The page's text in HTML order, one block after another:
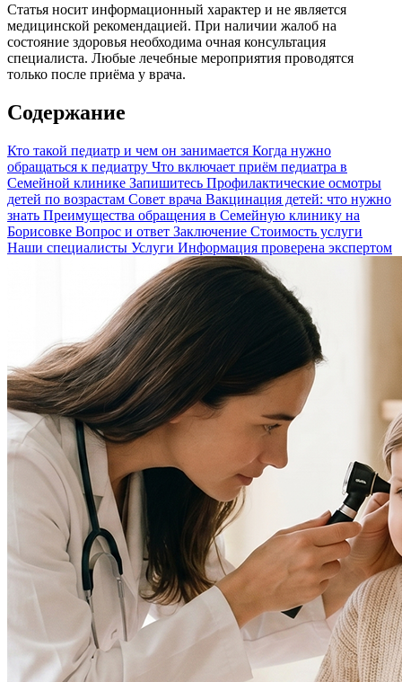
Статья носит информационный характер и не является
медицинской рекомендацией. При наличии жалоб на
состояние здоровья необходима очная консультация
специалиста. Любые лечебные мероприятия проводятся
только после приёма у врача.
Содержание
Кто такой педиатр и чем он занимается Когда нужно
обращаться к педиатру Что включает приём педиатра в
Семейной клинике Запишитесь Профилактические осмотры
детей по возрастам Совет врача Вакцинация детей: что нужно
знать Преимущества обращения в Семейную клинику на
Борисовке Вопрос и ответ Заключение Стоимость услуги
Наши специалисты Услуги Информация проверена экспертом